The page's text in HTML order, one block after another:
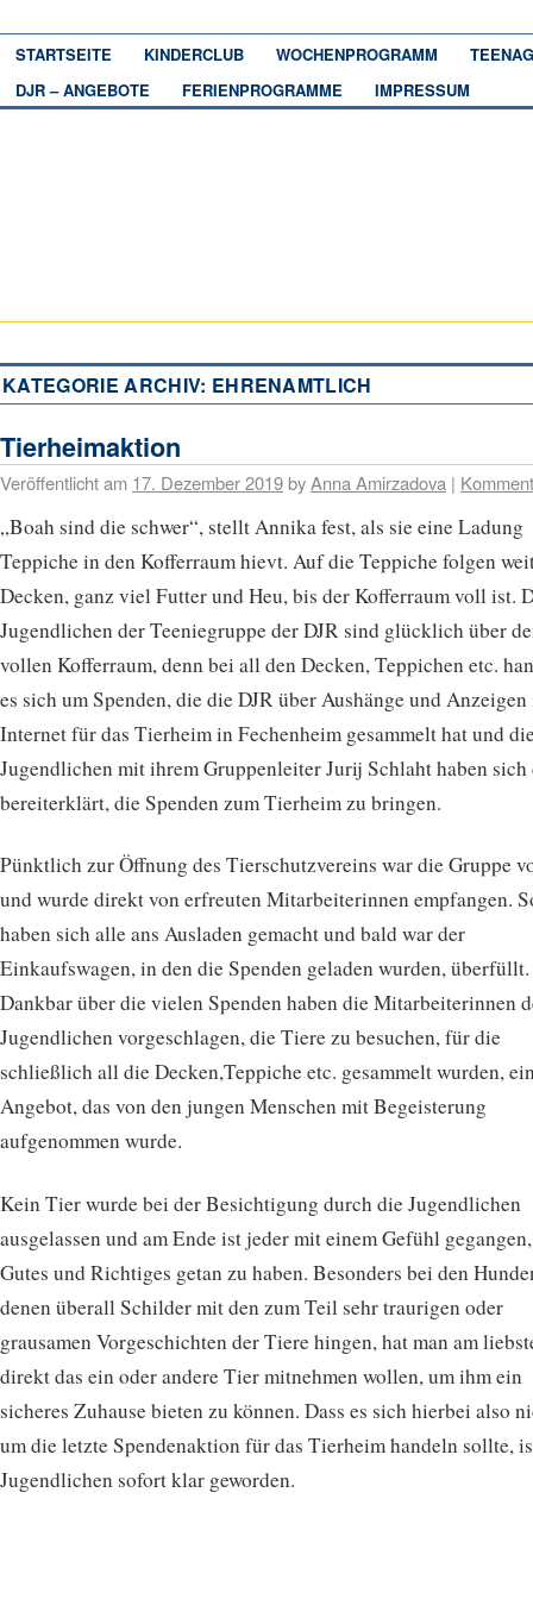
STARTSEITE KINDERCLUB WOCHENPROGRAMM
DJR – ANGEBOTE
FERIENPROGRAMME IMPRESSUM
KATEGORIE ARCHIV: EHRENAMTLICH
Tierheimaktion
Veröffentlicht am 17. Dezember 2019byAnna Amirzadova |
„Boah sind die schwer“, stellt Annika fest, als sie eine Ladung
Teppiche in den Kofferraum hievt. Auf die Teppiche folgen
Decken, ganz viel Futter und Heu, bis der Kofferraum voll ist.
Jugendlichen der Teeniegruppe der DJR sind glücklich über
vollen Kofferraum, denn bei all den Decken, Teppichen etc.
es sich um Spenden, die die DJR über Aushänge und
Internet für das Tierheim in Fechenheim gesammelt hat und
Jugendlichen mit ihrem Gruppenleiter Jurij Schlaht haben sich
bereiterklärt, die Spenden zum Tierheim zu bringen.
Pünktlich zur Öffnung des Tierschutzvereins war die Gruppe
und wurde direkt von erfreuten Mitarbeiterinnen empfangen.
haben sich alle ans Ausladen gemacht und bald war der
Einkaufswagen, in den die Spenden geladen wurden, überfüllt.
Dankbar über die vielen Spenden haben die Mitarbeiterinnen
Jugendlichen vorgeschlagen, die Tiere zu besuchen, für die
schließlich all die Decken,Teppiche etc. gesammelt wurden,
Angebot, das von den jungen Menschen mit Begeisterung
aufgenommen wurde.
Kein Tier wurde bei der Besichtigung durch die Jugendlichen
ausgelassen und am Ende ist jeder mit einem Gefühl
Gutes und Richtiges getan zu haben. Besonders bei den
denen überall Schilder mit den zum Teil sehr traurigen oder
grausamen Vorgeschichten der Tiere hingen, hat man am
direkt das ein oder andere Tier mitnehmen wollen, um ihm ein
sicheres Zuhause bieten zu können. Dass es sich hierbei also
um die letzte Spendenaktion für das Tierheim handeln sollte,
Jugendlichen sofort klar geworden.